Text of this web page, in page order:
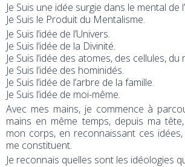
Je Suis une idée surgie dans le mental de
Je Suis le Produit du Mentalisme.
Je Suis l’idée de l’Univers.
Je Suis l’idée de la Divinité.
Je Suis l’idée des atomes, des cellules, du
Je Suis l’idée des hominidés.
Je Suis l’idée de l’arbre de la famille.
Je Suis l’idée de moi-même.
Avec mes mains, je commence à
mains en même temps, depuis ma
mon corps, en reconnaissant ces
me constituent.
Je reconnais quelles sont les idéologies